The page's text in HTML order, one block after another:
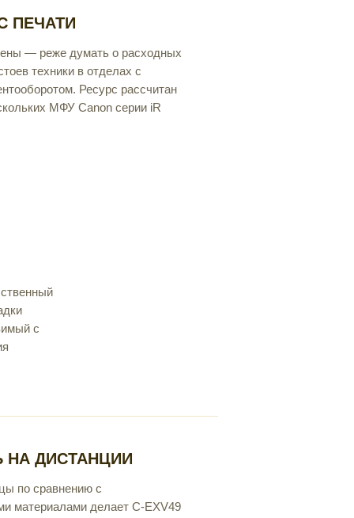
ПЕЧАТИ
— реже думать о расходных
техники в отделах с
Ресурс рассчитан
МФУ Canon серии iR
с
ДИСТАНЦИИ
по сравнению с
материалами делает C-EXV49